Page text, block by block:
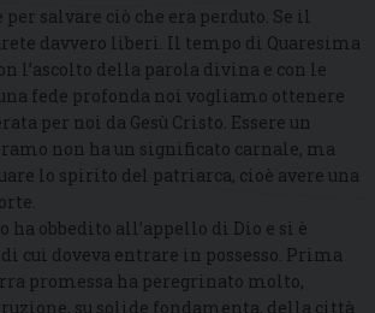
per salvare ciò che era perduto. Se il
davvero liberi. Il tempo di Quaresima
l’ascolto della parola divina e con le
fede profonda noi vogliamo ottenere
per noi da Gesù Cristo. Essere un
non ha un significato carnale, ma
lo spirito del patriarca, cioè avere una
ha obbedito all’appello di Dio e si è
cui doveva entrare in possesso. Prima
promessa ha peregrinato molto,
su solide fondamenta, della città